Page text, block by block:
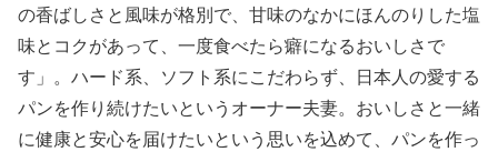
の香ばしさと風味が格別で、甘味のなかにほんのりした塩
味とコクがあって、一度食べたら癖になるおいしさで
す」。ハード系、ソフト系にこだわらず、日本人の愛する
パンを作り続けたいというオーナー夫妻。おいしさと一緒
に健康と安心を届けたいという思いを込めて、パンを作っ